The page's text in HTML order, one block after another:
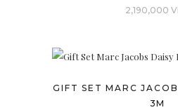
2,190,000
GIFT SET MARC
3M